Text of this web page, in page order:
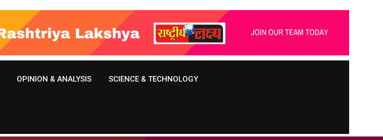
OPINION & ANALYSIS SCIENCE & TECHNOLOGY